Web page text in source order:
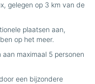
gelegen op 3 km van de
plaatsen aan,
op het meer.
maximaal 5 personen
een bijzondere